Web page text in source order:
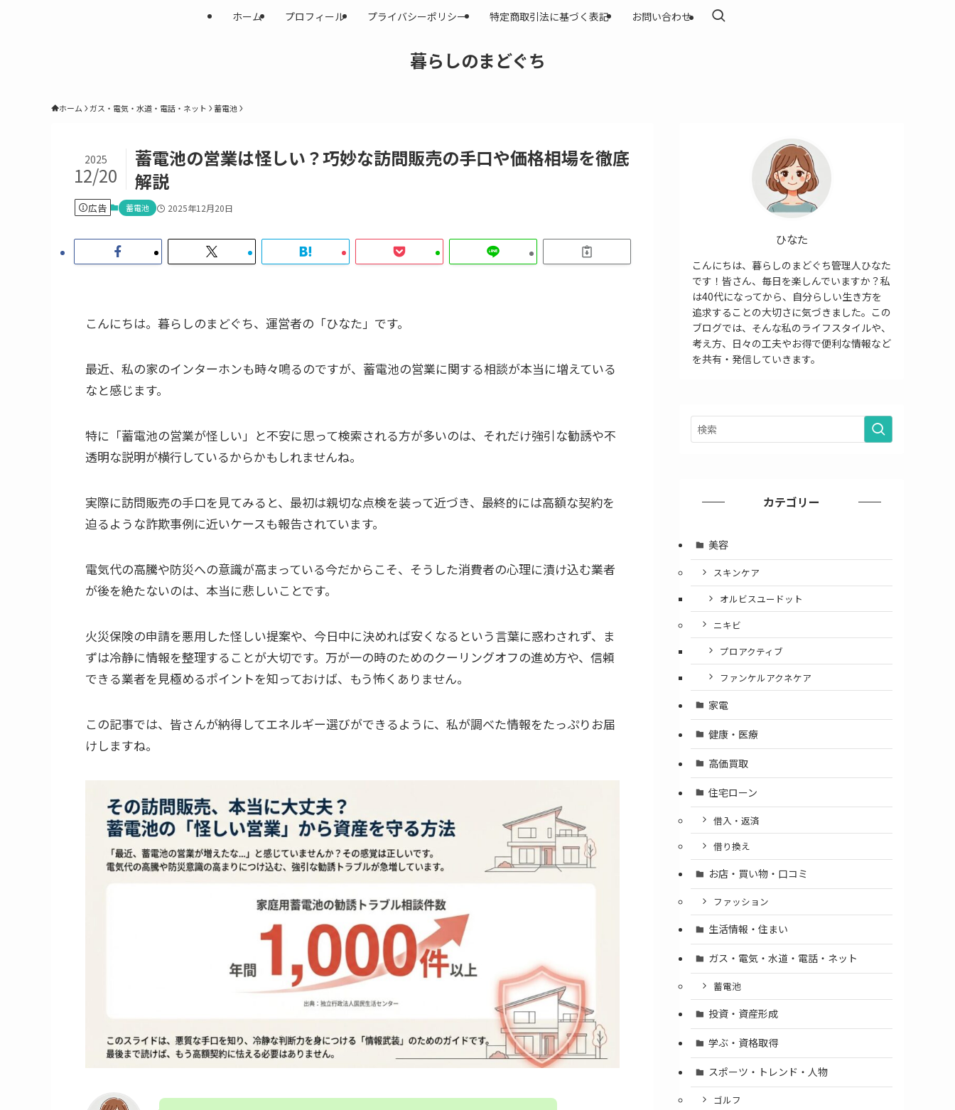
暮らしのまどぐち
ホーム プロフィール プライバシーポリシー 特定商取引法に基づく表記 お問い合わせ
ホーム ガス・電気・水道・電話・ネット 蓄電池
蓄電池の営業は怪しい？巧妙な訪問販売の手口や価格相場を徹底
解説
2025
12/20
広告 蓄電池 2025年12月20日
こんにちは。暮らしのまどぐち、運営者の「ひなた」です。
最近、私の家のインターホンも時々鳴るのですが、蓄電池の営業に関する相談が本当に増えている
なと感じます。
特に「蓄電池の営業が怪しい」と不安に思って検索される方が多いのは、それだけ強引な勧誘や不
透明な説明が横行しているからかもしれませんね。
実際に訪問販売の手口を見てみると、最初は親切な点検を装って近づき、最終的には高額な契約を
迫るような詐欺事例に近いケースも報告されています。
電気代の高騰や防災への意識が高まっている今だからこそ、そうした消費者の心理に漬け込む業者
が後を絶たないのは、本当に悲しいことです。
火災保険の申請を悪用した怪しい提案や、今日中に決めれば安くなるという言葉に惑わされず、ま
ずは冷静に情報を整理することが大切です。万が一の時のためのクーリングオフの進め方や、信頼
できる業者を見極めるポイントを知っておけば、もう怖くありません。
この記事では、皆さんが納得してエネルギー選びができるように、私が調べた情報をたっぷりお届
けしますね。
ひなた
こんにちは、暮らしのまどぐち管理人ひなた
です！皆さん、毎日を楽しんでいますか？私
は40代になってから、自分らしい生き方を
追求することの大切さに気づきました。この
ブログでは、そんな私のライフスタイルや、
考え方、日々の工夫やお得で便利な情報など
を共有・発信していきます。
カテゴリー
美容
スキンケア
オルビスユードット
ニキビ
プロアクティブ
ファンケルアクネケア
家電
健康・医療
高価買取
住宅ローン
借入・返済
借り換え
お店・買い物・口コミ
ファッション
生活情報・住まい
ガス・電気・水道・電話・ネット
蓄電池
投資・資産形成
学ぶ・資格取得
スポーツ・トレンド・人物
ゴルフ